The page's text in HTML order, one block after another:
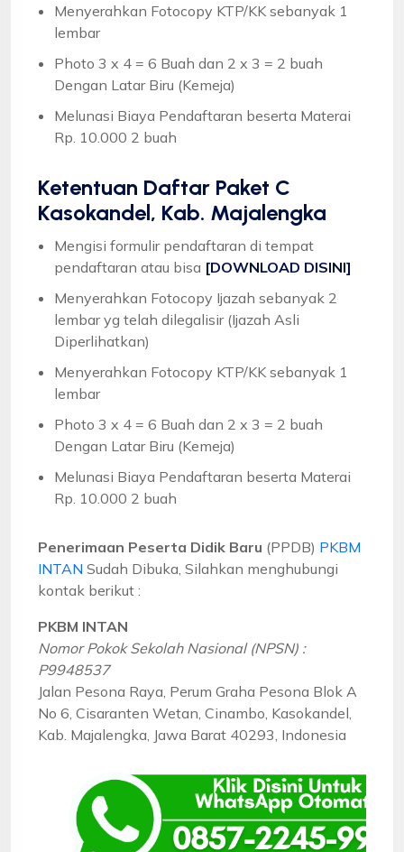
Menyerahkan Fotocopy KTP/KK sebanyak 1
lembar
Photo 3 x 4 = 6 Buah dan 2 x 3 = 2 buah
Dengan Latar Biru (Kemeja)
Melunasi Biaya Pendaftaran beserta Materai
Rp. 10.000 2 buah
Ketentuan Daftar Paket C
Kasokandel, Kab. Majalengka
Mengisi formulir pendaftaran di tempat
pendaftaran atau bisa [DOWNLOAD DISINI]
Menyerahkan Fotocopy Ijazah sebanyak 2
lembar yg telah dilegalisir (Ijazah Asli
Diperlihatkan)
Menyerahkan Fotocopy KTP/KK sebanyak 1
lembar
Photo 3 x 4 = 6 Buah dan 2 x 3 = 2 buah
Dengan Latar Biru (Kemeja)
Melunasi Biaya Pendaftaran beserta Materai
Rp. 10.000 2 buah
Penerimaan Peserta Didik Baru (PPDB) PKBM
INTAN Sudah Dibuka, Silahkan menghubungi
kontak berikut :
PKBM INTAN
Nomor Pokok Sekolah Nasional (NPSN) :
P9948537
Jalan Pesona Raya, Perum Graha Pesona Blok A
No 6, Cisaranten Wetan, Cinambo, Kasokandel,
Kab. Majalengka, Jawa Barat 40293, Indonesia